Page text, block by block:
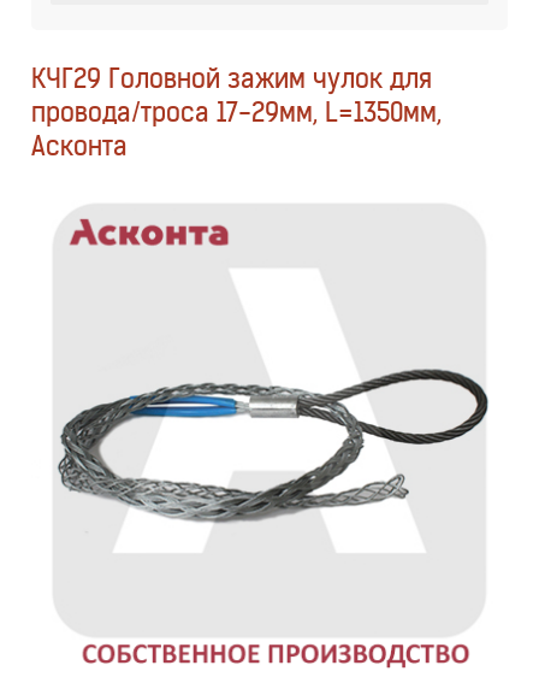
КЧГ29 Головной зажим чулок для
провода/троса 17-29мм, L=1350мм,
Асконта